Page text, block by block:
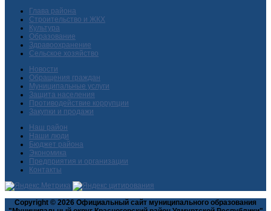
Глава района
Строительство и ЖКХ
Культура
Образование
Здравоохранение
Сельское хозяйство
Новости
Обращения граждан
Муниципальные услуги
Защита населения
Противодействие коррупции
Закупки и продажи
Наш район
Наши люди
Бюджет района
Экономика
Предприятия и организации
Контакты
Copyright © 2026 Официальный сайт муниципального образования